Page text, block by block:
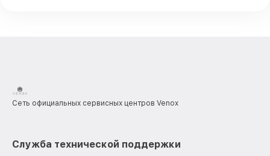
Сеть официальных сервисных центров Venox
Служба технической поддержки